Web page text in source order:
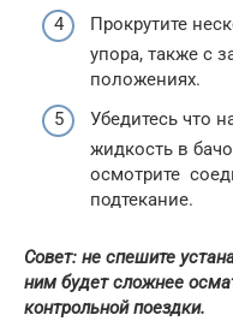
Прокрутите
упора, также с
положениях.
Убедитесь что
жидкость в
осмотрите
подтекание.
Совет: не спешите
ним будет сложнее
контрольной поездки.